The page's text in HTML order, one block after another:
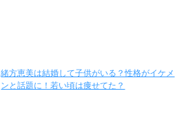
緒方恵美は結婚して子供がいる？性格がイケメ
ンと話題に！若い頃は痩せてた？